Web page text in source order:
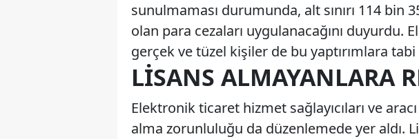
sunulmaması durumunda, alt sınırı 114 bin
olan para cezaları uygulanacağını duyurdu.
gerçek ve tüzel kişiler de bu yaptırımlara
LISANS ALMAYANLARA
Elektronik ticaret hizmet sağlayıcıları ve
alma zorunluluğu da düzenlemede yer aldı.